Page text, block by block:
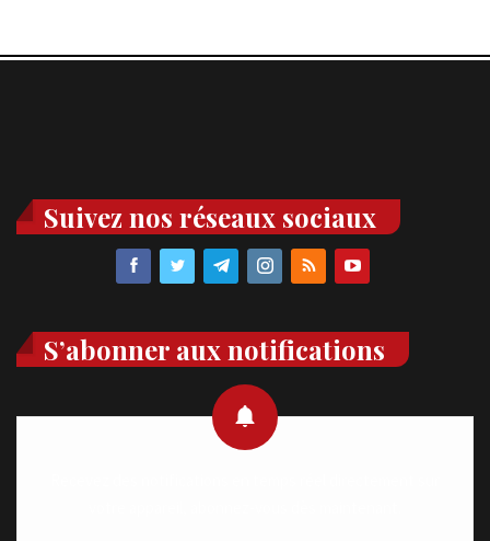
Suivez nos réseaux sociaux
S’abonner aux notifications